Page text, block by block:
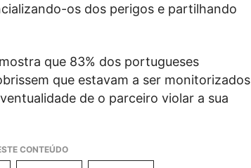
os dos perigos e partilhando
que 83% dos portugueses
que estavam a ser monitorizados
de o parceiro violar a sua